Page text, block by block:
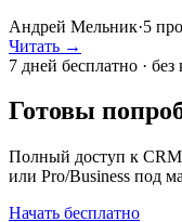
Андрей Мельник·5
Читать →
7 дней бесплатно · без
Готовы
Полный доступ к
или Pro/Business под
Начать бесплатно